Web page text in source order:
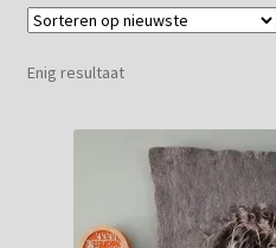
Mijn account
Winkelmand
Foto`s verkochte vachten
Enig resultaat